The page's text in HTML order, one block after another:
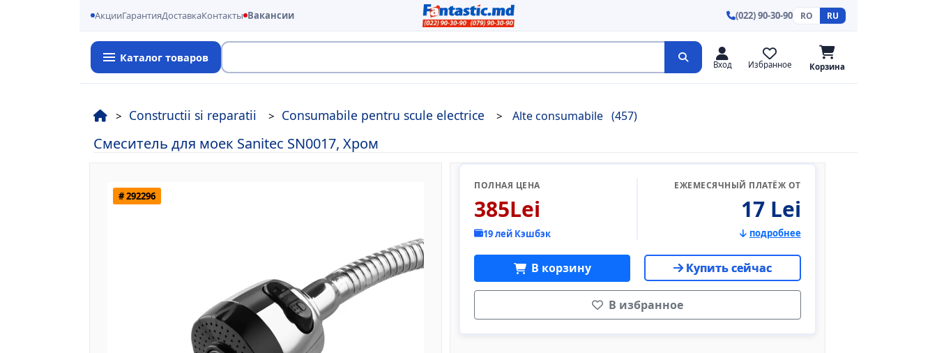
АкцииГарантияДоставкаКонтакты Вакансии (022) 90-30-90 RO RU
Каталог товаров
Вход Избранное Корзина
Constructii si reparatii Consumabile pentru scule electrice Alte consumabile (457)
Смеситель для моек Sanitec SN0017, Хром
# 292296
ПОЛНАЯ ЦЕНА
385Lei
19 лей Кэшбэк
ЕЖЕМЕСЯЧНЫЙ ПЛАТЁЖ ОТ
17 Lei
подробнее
В корзину Купить сейчас
В избранное